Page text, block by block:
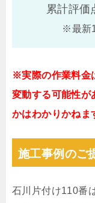
累計評価
※最新
※実際の作業料金
変動する可能性が
かはわかりかねま
施工事例のご
石川片付け110番